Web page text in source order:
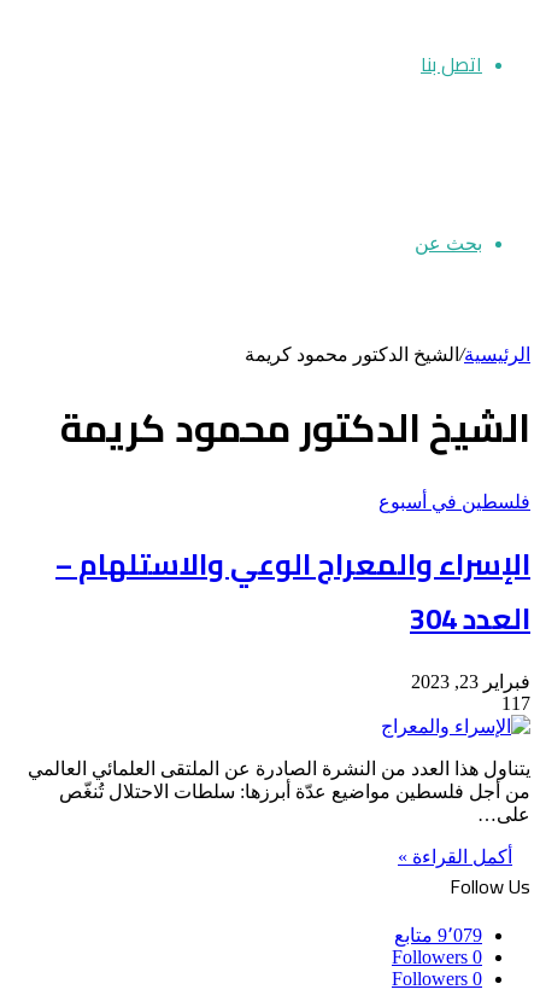
اتصل بنا
بحث عن
الرئيسية/ الشيخ الدكتور محمود كريمة
الشيخ الدكتور محمود كريمة
فلسطين في أسبوع
الإسراء والمعراج الوعي والاستلهام –
العدد 304
فبراير 23, 2023
117
يتناول هذا العدد من النشرة الصادرة عن الملتقى العلمائي العالمي
من أجل فلسطين مواضيع عدّة أبرزها: سلطات الاحتلال تُنغّص
على…
أكمل القراءة »
Follow Us
9٬079 متابع
0
Followers
0
Followers